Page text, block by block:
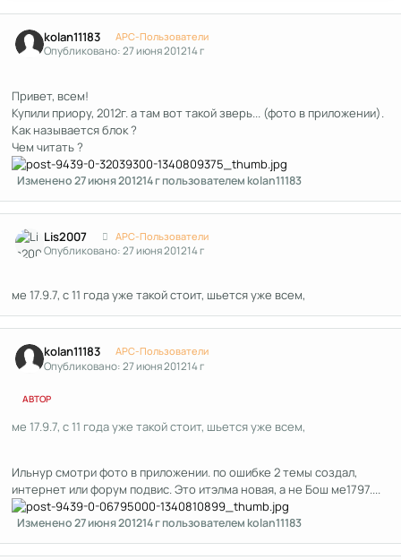
kolan11183 APC-Пользователи
Опубликовано:27 июня 201214 г
Привет, всем!
Купили приору, 2012г. а там вот такой зверь... (фото в приложении).
Как называется блок ?
Чем читать ?
Изменено27 июня 201214 гпользователем kolan11183
Lis2007 APC-Пользователи
Опубликовано:27 июня 201214 г
ме 17.9.7, с 11 года уже такой стоит, шьется уже всем,
kolan11183 APC-Пользователи
Опубликовано:27 июня 201214 г
АВТОР
ме 17.9.7, с 11 года уже такой стоит, шьется уже всем,
Ильнур смотри фото в приложении. по ошибке 2 темы создал,
интернет или форум подвис. Это итэлма новая, а не Бош ме1797....
Изменено27 июня 201214 гпользователем kolan11183